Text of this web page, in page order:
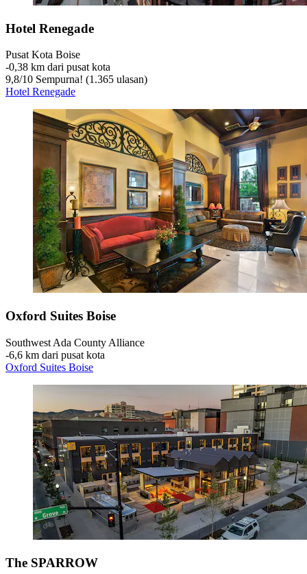
Hotel Renegade
Pusat Kota Boise
‐0,38 km dari pusat kota
9,8/10 Sempurna! (1.365 ulasan)
Hotel Renegade
Oxford Suites Boise
Southwest Ada County Alliance
‐6,6 km dari pusat kota
Oxford Suites Boise
The SPARROW